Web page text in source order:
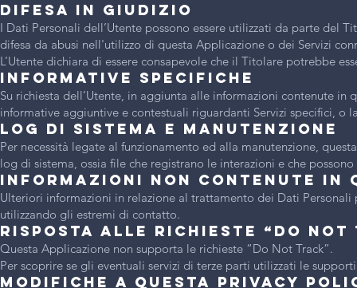
Difesa in giudizio
I Dati Personali dell’Utente possono essere utilizzati da parte del
difesa da abusi nell'utilizzo di questa Applicazione o dei Servizi
L’Utente dichiara di essere consapevole che il Titolare potrebbe
Informative specifiche
Su richiesta dell’Utente, in aggiunta alle informazioni contenute
informative aggiuntive e contestuali riguardanti Servizi specifici, o
Log di sistema e manutenzione
Per necessità legate al funzionamento ed alla manutenzione,
log di sistema, ossia file che registrano le interazioni e che
Informazioni non contenute in
Ulteriori informazioni in relazione al trattamento dei Dati
utilizzando gli estremi di contatto.
Risposta alle richieste “Do Not
Questa Applicazione non supporta le richieste “Do Not Track”.
Per scoprire se gli eventuali servizi di terze parti utilizzati le
Modifiche a questa privacy